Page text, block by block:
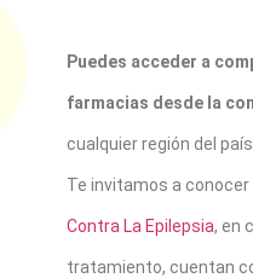
Puedes acceder a
farmacias desde la
cualquier región del país.
Te invitamos a
Contra La Epilepsia, en
tratamiento, cuentan